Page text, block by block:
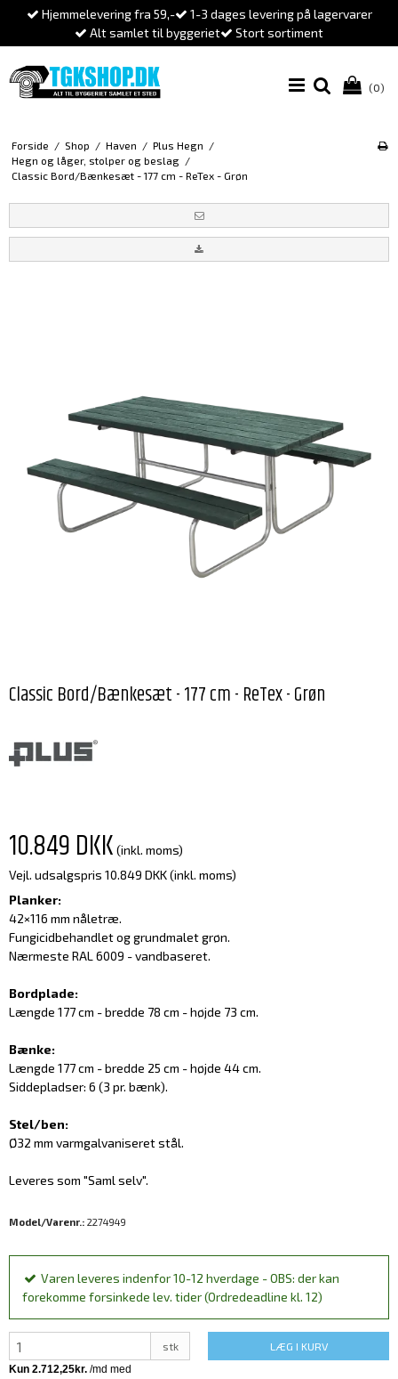
Hjemmelevering fra 59,-
1-3 dages levering på lagervarer
Alt samlet til byggeriet
Stort sortiment
(0)
Forside / Shop / Haven / Plus Hegn /
Hegn og låger, stolper og beslag /
Classic Bord/Bænkesæt - 177 cm - ReTex - Grøn
Classic Bord/Bænkesæt - 177 cm - ReTex - Grøn
10.849 DKK (inkl. moms)
Vejl. udsalgspris 10.849 DKK(inkl. moms)
Planker:
42×116 mm nåletræ.
Fungicidbehandlet og grundmalet grøn.
Nærmeste RAL 6009 - vandbaseret.
Bordplade:
Længde 177 cm - bredde 78 cm - højde 73 cm.
Bænke:
Længde 177 cm - bredde 25 cm - højde 44 cm.
Siddepladser: 6 (3 pr. bænk).
Stel/ben:
Ø32 mm varmgalvaniseret stål.
Leveres som "Saml selv".
Model/Varenr.: 2274949
Varen leveres indenfor 10-12 hverdage - OBS: der kan
forekomme forsinkede lev. tider (Ordredeadline kl. 12)
stk LÆG I KURV